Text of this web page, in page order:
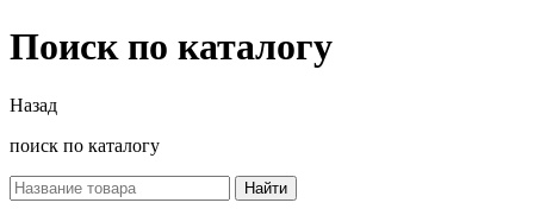
Поиск по каталогу
Назад
поиск по каталогу
Найти